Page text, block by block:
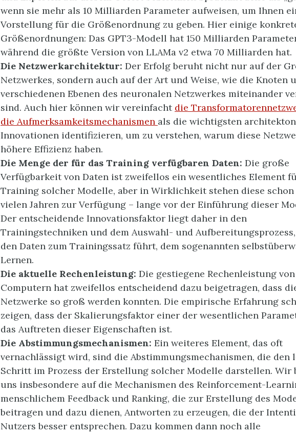
wenn sie mehr als 10 Milliarden Parameter aufweisen, um Ihnen
Vorstellung für die Größenordnung zu geben. Hier einige
Größenordnungen: Das GPT3-Modell hat 150 Milliarden
während die größte Version von LLAMa v2 etwa 70 Milliarden hat.
Die Netzwerkarchitektur: Der Erfolg beruht nicht nur auf der
Netzwerkes, sondern auch auf der Art und Weise, wie die Knoten
verschiedenen Ebenen des neuronalen Netzwerkes miteinander
sind. Auch hier können wir vereinfacht die
die Aufmerksamkeitsmechanismen als die wichtigsten
Innovationen identifizieren, um zu verstehen, warum diese
höhere Effizienz haben.
Die Menge der für das Training verfügbaren Daten: Die große
Verfügbarkeit von Daten ist zweifellos ein wesentliches Element
Training solcher Modelle, aber in Wirklichkeit stehen diese
vielen Jahren zur Verfügung – lange vor der Einführung dieser
Der entscheidende Innovationsfaktor liegt daher in den
Trainingstechniken und dem Auswahl- und
den Daten zum Trainingssatz führt, dem sogenannten
Lernen.
Die aktuelle Rechenleistung: Die gestiegene Rechenleistung von
Computern hat zweifellos entscheidend dazu beigetragen, dass
Netzwerke so groß werden konnten. Die empirische Erfahrung
zeigen, dass der Skalierungsfaktor einer der wesentlichen
das Auftreten dieser Eigenschaften ist.
Die Abstimmungsmechanismen: Ein weiteres Element, das oft
vernachlässigt wird, sind die Abstimmungsmechanismen, die den
Schritt im Prozess der Erstellung solcher Modelle darstellen. Wir
uns insbesondere auf die Mechanismen des Reinforcement-
menschlichem Feedback und Ranking, die zur Erstellung des
beitragen und dazu dienen, Antworten zu erzeugen, die der
Nutzers besser entsprechen. Dazu kommen dann noch alle